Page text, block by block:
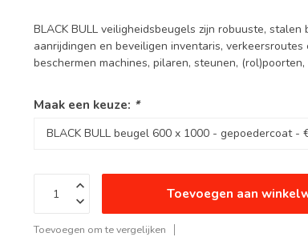
BLACK BULL veiligheidsbeugels zijn robuuste,
aanrijdingen en beveiligen inventaris,
beschermen machines, pilaren, steunen,
Maak een keuze: *
Toevoegen aan
Toevoegen om te vergelijken